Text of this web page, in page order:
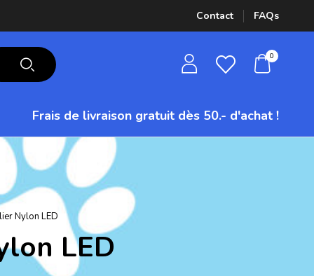
Contact FAQs
0
Frais de livraison gratuit dès 50.- d'achat !
Nylon LED
LED